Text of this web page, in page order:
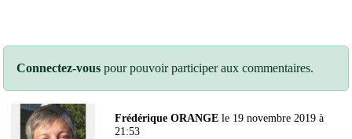
Connectez-vous pour pouvoir participer aux commentaires.
Frédérique ORANGE le 19 novembre 2019 à
21:53